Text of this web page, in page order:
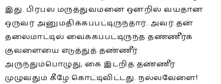
இது. பிரபல மருத்துவமனை ஒன்றில் வயதான
ஒருவர் அனுமதிக்கப்பட்டிருந்தார். அவர் தன்
தலைமாட்டில் வைக்கப்பட்டிருந்த தண்ணீர்க்
குவளையை எடுத்துத் தண்ணீர்
அருந்தும்பொழுது, கை இடறித் தண்ணீர்
முழுவதும் கீழே கொட்டிவிட்டது. நல்லவேளை!